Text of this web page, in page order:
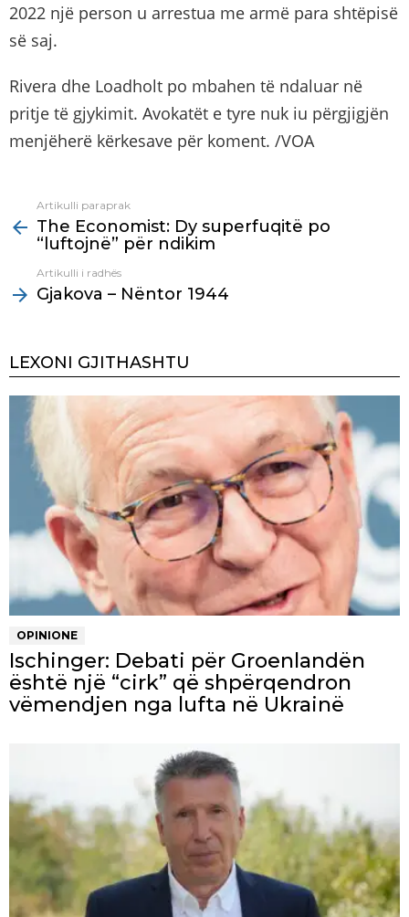
2022 një person u arrestua me armë para shtëpisë
së saj.
Rivera dhe Loadholt po mbahen të ndaluar në
pritje të gjykimit. Avokatët e tyre nuk iu përgjigjën
menjëherë kërkesave për koment. /VOA
more
Artikulli paraprak
The Economist: Dy superfuqitë po
“luftojnë” për ndikim
Artikulli i radhës
Gjakova – Nëntor 1944
LEXONI GJITHASHTU
OPINIONE
Ischinger: Debati për Groenlandën
është një “cirk” që shpërqendron
vëmendjen nga lufta në Ukrainë